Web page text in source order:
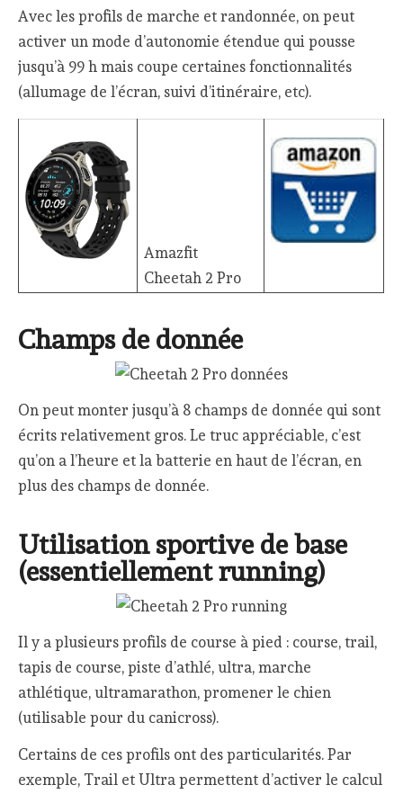
Avec les profils de marche et randonnée, on peut
activer un mode d’autonomie étendue qui pousse
jusqu’à 99 h mais coupe certaines fonctionnalités
(allumage de l’écran, suivi d’itinéraire, etc).
Amazfit
Cheetah 2 Pro
Champs de donnée
On peut monter jusqu’à 8 champs de donnée qui sont
écrits relativement gros. Le truc appréciable, c’est
qu’on a l’heure et la batterie en haut de l’écran, en
plus des champs de donnée.
Utilisation sportive de base
(essentiellement running)
Il y a plusieurs profils de course à pied : course, trail,
tapis de course, piste d’athlé, ultra, marche
athlétique, ultramarathon, promener le chien
(utilisable pour du canicross).
Certains de ces profils ont des particularités. Par
exemple, Trail et Ultra permettent d’activer le calcul